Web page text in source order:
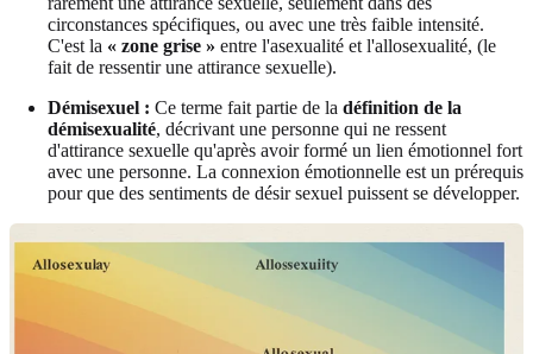
circonstances spécifiques, ou avec une très faible intensité.
C'est la « zone grise » entre l'asexualité et l'allosexualité, (le
fait de ressentir une attirance sexuelle).
Démisexuel : Ce terme fait partie de la définition de la
démisexualité, décrivant une personne qui ne ressent
d'attirance sexuelle qu'après avoir formé un lien émotionnel fort
avec une personne. La connexion émotionnelle est un prérequis
pour que des sentiments de désir sexuel puissent se développer.